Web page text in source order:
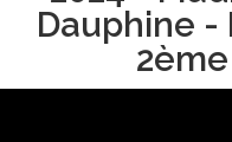
Dauphine -